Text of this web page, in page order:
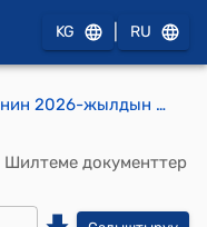
KG RU
Кеңеш айыл кеңешинин 2026-жылдын 06-апрелиндеги №6 “Муниципалдык менчиктеги объекттерди пайдаланууга жана ижарага берүүнүн тартиби жөнүндө” жана “Муниципиалдык менчикти эсептен чыгаруу тартиби жөнүндө” Жоболорду бекитүү тууралуу токтом
Шилтеме документтер